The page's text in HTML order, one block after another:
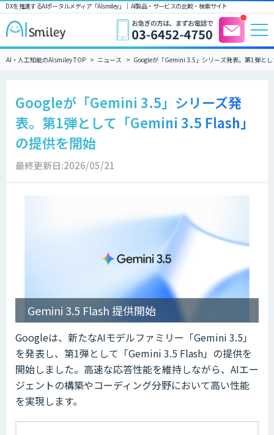
DXを推進するAIポータルメディア「AIsmiley」｜ AI製品・サービスの比較・検索サイト
AI・人工知能のAIsmiley TOP ニュース Googleが「Gemini 3.5」シリーズ発表。第1弾と
Googleが「Gemini 3.5」シリーズ発
表。第1弾として「Gemini 3.5 Flash」
の提供を開始
最終更新日:2026/05/21
Gemini 3.5 Flash 提供開始
Googleは、新たなAIモデルファミリー「Gemini 3.5」
を発表し、第1弾として「Gemini 3.5 Flash」の提供を
開始しました。高速な応答性能を維持しながら、AIエー
ジェントの構築やコーディング分野において高い性能
を実現します。